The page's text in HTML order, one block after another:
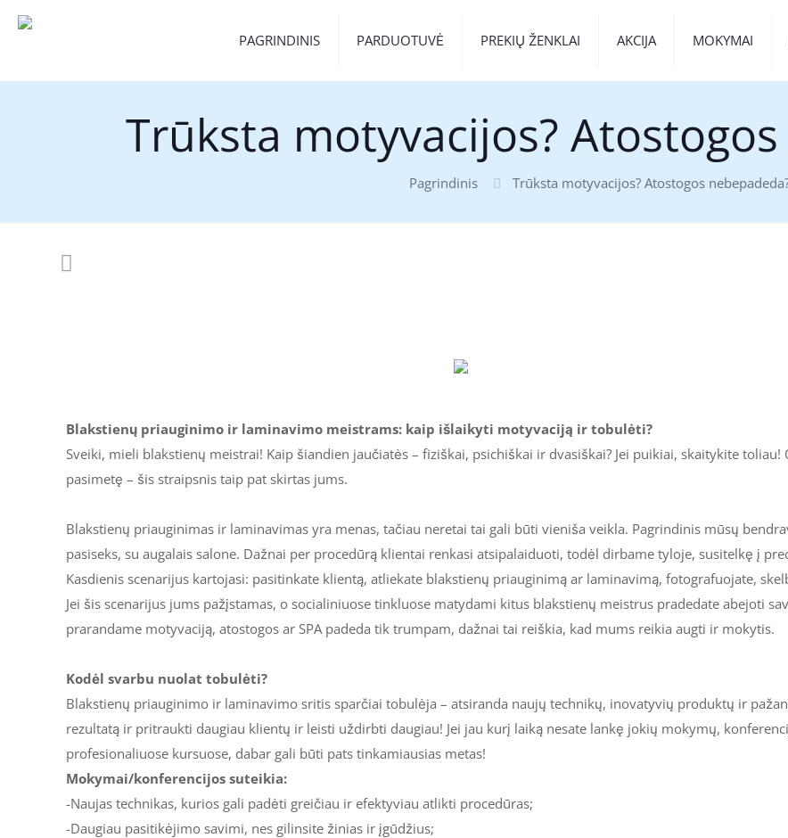
PAGRINDINIS PARDUOTUVĖ PREKIŲ ŽENKLAI AKCIJA MOKYMAI
Trūksta motyvacijos?
Pagrindinis Trūksta motyvacijos? Atostogos
Blakstienų priauginimo ir laminavimo meistrams: kaip išlaikyti motyvaciją ir tobulėti?
Sveiki, mieli blakstienų meistrai! Kaip šiandien jaučiatės – fiziškai, psichiškai ir dvasiškai? Jei puikiai, skaitykite
pasimetę – šis straipsnis taip pat skirtas jums.
Blakstienų priauginimas ir laminavimas yra menas, tačiau neretai tai gali būti vieniša veikla. Pagrindinis mūsų
pasiseks, su augalais salone. Dažnai per procedūrą klientai renkasi atsipalaiduoti, todėl dirbame tyloje, susitelkę į
Kasdienis scenarijus kartojasi: pasitinkate klientą, atliekate blakstienų priauginimą ar laminavimą, fotografuojate,
Jei šis scenarijus jums pažįstamas, o socialiniuose tinkluose matydami kitus blakstienų meistrus pradedate abejoti
prarandame motyvaciją, atostogos ar SPA padeda tik trumpam, dažnai tai reiškia, kad mums reikia augti ir mokytis.
Kodėl svarbu nuolat tobulėti?
Blakstienų priauginimo ir laminavimo sritis sparčiai tobulėja – atsiranda naujų technikų, inovatyvių produktų ir
rezultatą ir pritraukti daugiau klientų ir leisti uždirbti daugiau! Jei jau kurį laiką nesate lankę jokių mokymų,
profesionaliuose kursuose, dabar gali būti pats tinkamiausias metas!
Mokymai/konferencijos suteikia:
-Naujas technikas, kurios gali padėti greičiau ir efektyviau atlikti procedūras;
-Daugiau pasitikėjimo savimi, nes gilinsite žinias ir įgūdžius;